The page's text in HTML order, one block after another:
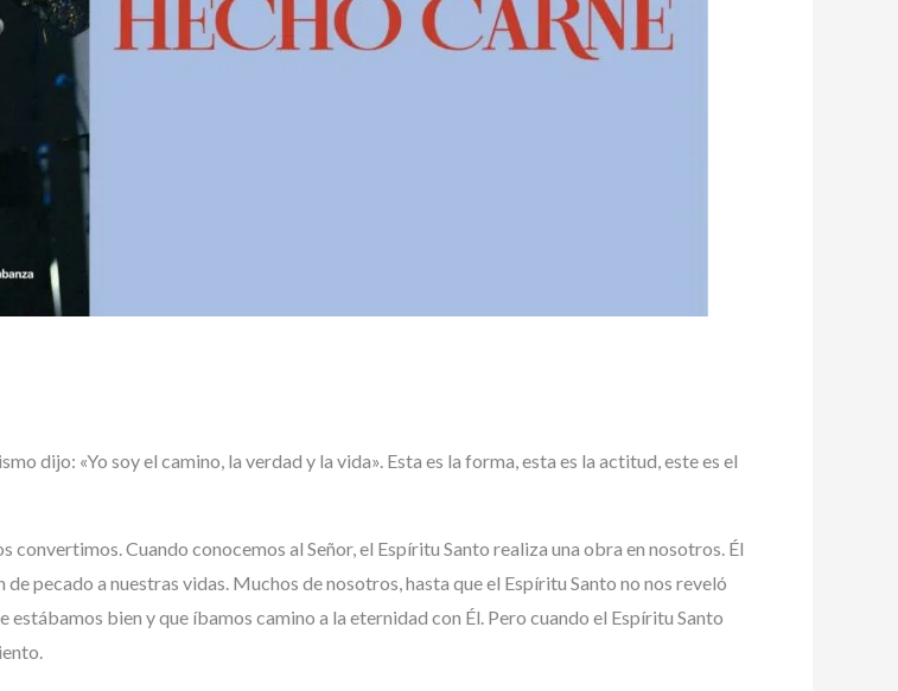
dijo: «Yo soy el camino, la verdad y la vida». Esta es la forma, esta es la actitud, este es el
convertimos. Cuando conocemos al Señor, el Espíritu Santo realiza una obra en nosotros. Él
pecado a nuestras vidas. Muchos de nosotros, hasta que el Espíritu Santo no nos reveló
bien y que íbamos camino a la eternidad con Él. Pero cuando el Espíritu Santo